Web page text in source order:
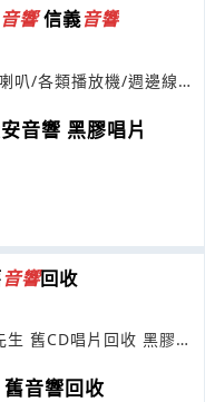
音響信義音響
叭/各類播放機/週邊線
音響 黑膠唱片
音響回收
舊CD唱片回收 黑膠唱
音響回收